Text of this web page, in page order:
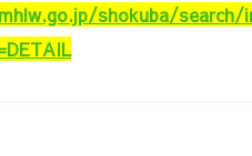
shokuba/search/